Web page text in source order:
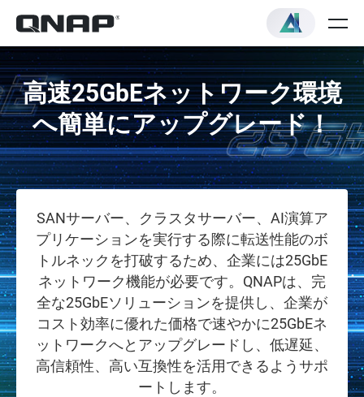
高速25GbEネットワーク環境
へ簡単にアップグレード！
SANサーバー、クラスタサーバー、AI演算ア
プリケーションを実行する際に転送性能のボ
トルネックを打破するため、企業には25GbE
ネットワーク機能が必要です。QNAPは、完
全な25GbEソリューションを提供し、企業が
コスト効率に優れた価格で速やかに25GbEネ
ットワークへとアップグレードし、低遅延、
高信頼性、高い互換性を活用できるようサポ
ートします。